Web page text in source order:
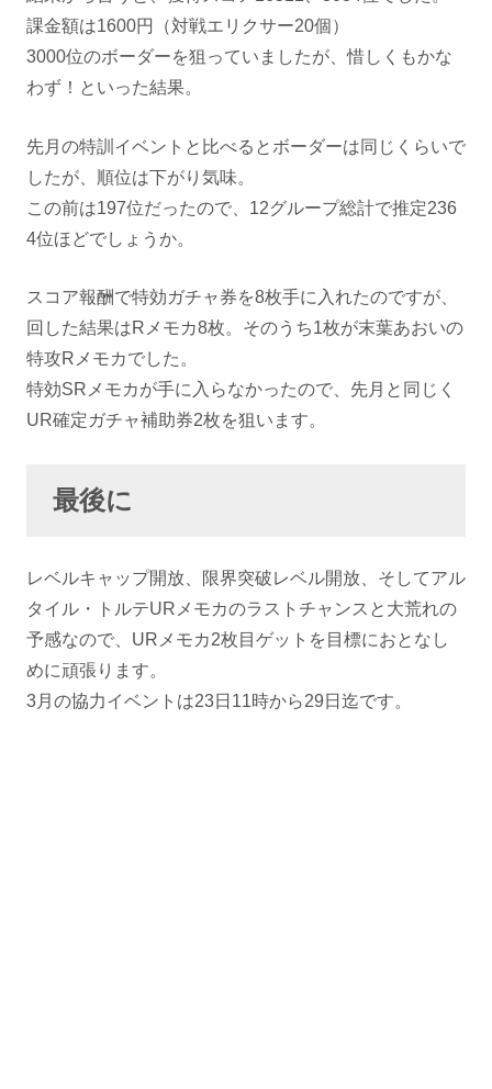
課金額は1600円（対戦エリクサー20個）
3000位のボーダーを狙っていましたが、惜しくもかな
わず！といった結果。
先月の特訓イベントと比べるとボーダーは同じくらいで
したが、順位は下がり気味。
この前は197位だったので、12グループ総計で推定236
4位ほどでしょうか。
スコア報酬で特効ガチャ券を8枚手に入れたのですが、
回した結果はRメモカ8枚。そのうち1枚が末葉あおいの
特攻Rメモカでした。
特効SRメモカが手に入らなかったので、先月と同じく
UR確定ガチャ補助券2枚を狙います。
最後に
レベルキャップ開放、限界突破レベル開放、そしてアル
タイル・トルテURメモカのラストチャンスと大荒れの
予感なので、URメモカ2枚目ゲットを目標におとなし
めに頑張ります。
3月の協力イベントは23日11時から29日迄です。